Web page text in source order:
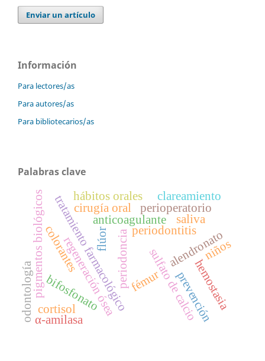
Enviar un artículo
Información
Para lectores/as
Para autores/as
Para bibliotecarios/as
Palabras clave
periodoncia periodontitis
tratamiento farmacológico
regeneración ósea fémursulfato de calcio
alendronato
bifosfonato
cirugía oral
anticoagulante
perioperatorio
hemostasia
clareamiento
colorantes
pigmentos biológicos hábitos orales
prevención
flúor
cortisol
α-amilasa
saliva
niños
odontología